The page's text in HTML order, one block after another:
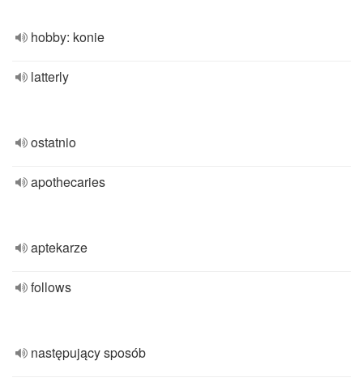
hobby: konie
latterly
ostatnio
apothecaries
aptekarze
follows
następujący sposób